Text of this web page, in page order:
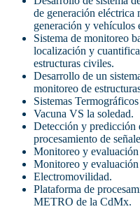
de generación eléctrica
generación y vehículos
Sistema de monitoreo
localización y
estructuras civiles.
Desarrollo de un
monitoreo de
Sistemas
Vacuna VS la soledad.
Detección y predicción
procesamiento de
Monitoreo y evaluación
Monitoreo y evaluación
Electromovilidad.
Plataforma de
METRO de la CdMx.